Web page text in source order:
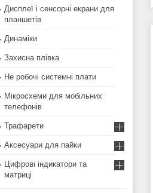
Дисплеї і сенсорні екрани для
планшетів
Динаміки
Захисна плівка
Не робочі системні плати
Мікросхеми для мобільних
телефонів
Трафарети
Аксесуари для пайки
Цифрові індикатори та
матриці